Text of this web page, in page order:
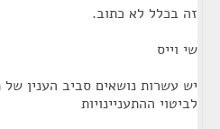
זה בכלל לא כתוב.
שי וייס
יש עשרות נושאים סביב הענין
לביטוי ההתעניינויות